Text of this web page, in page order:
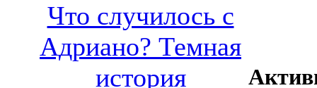
Что случилось с
Адриано? Темная
история